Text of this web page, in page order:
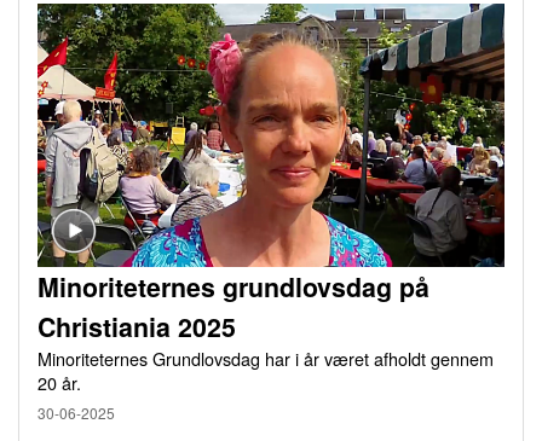
Minoriteternes grundlovsdag på
Christiania 2025
Minoriteternes Grundlovsdag har i år været afholdt gennem
20 år.
30-06-2025